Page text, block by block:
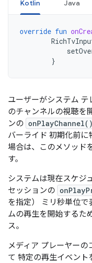
Kotlin Java
override fun
}
ユーザーがシステム
のチャンネルの視聴を
ンの onPlayChannel()
バーライド 初期化前
場合は、このメソッド
す。
システムは現在スケジ
セッションの
を指定） ミリ秒単位で
ムの再生を開始するた
ス。
メディア プレーヤーの
て 特定の再生イベント